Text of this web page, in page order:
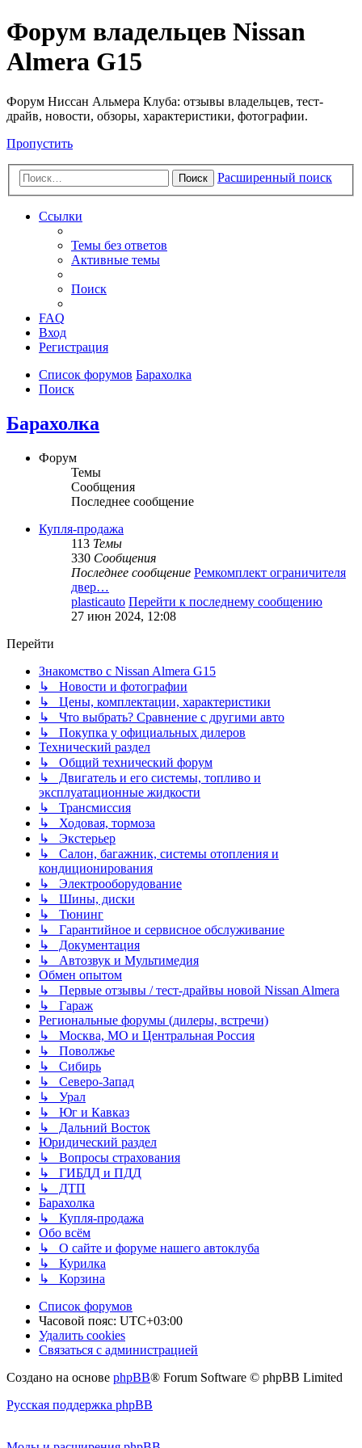
Форум владельцев Nissan
Almera G15
Форум Ниссан Альмера Клуба: отзывы владельцев, тест-
драйв, новости, обзоры, характеристики, фотографии.
Пропустить
Поиск Расширенный поиск
Ссылки
Темы без ответов
Активные темы
Поиск
FAQ
Вход
Регистрация
Список форумов Барахолка
Поиск
Барахолка
Форум
Темы
Сообщения
Последнее сообщение
Купля-продажа
113 Темы
330 Сообщения
Последнее сообщение Ремкомплект ограничителя
двер…
plasticauto Перейти к последнему сообщению
27 июн 2024, 12:08
Перейти
Знакомство с Nissan Almera G15
↳ Новости и фотографии
↳ Цены, комплектации, характеристики
↳ Что выбрать? Сравнение с другими авто
↳ Покупка у официальных дилеров
Технический раздел
↳ Общий технический форум
↳ Двигатель и его системы, топливо и
эксплуатационные жидкости
↳ Трансмиссия
↳ Ходовая, тормоза
↳ Экстерьер
↳ Салон, багажник, системы отопления и
кондиционирования
↳ Электрооборудование
↳ Шины, диски
↳ Тюнинг
↳ Гарантийное и сервисное обслуживание
↳ Документация
↳ Автозвук и Мультимедия
Обмен опытом
↳ Первые отзывы / тест-драйвы новой Nissan Almera
↳ Гараж
Региональные форумы (дилеры, встречи)
↳ Москва, МО и Центральная Россия
↳ Поволжье
↳ Сибирь
↳ Северо-Запад
↳ Урал
↳ Юг и Кавказ
↳ Дальний Восток
Юридический раздел
↳ Вопросы страхования
↳ ГИБДД и ПДД
↳ ДТП
Барахолка
↳ Купля-продажа
Обо всём
↳ О сайте и форуме нашего автоклуба
↳ Курилка
↳ Корзина
Список форумов
Часовой пояс: UTC+03:00
Удалить cookies
Связаться с администрацией
Создано на основе phpBB® Forum Software © phpBB Limited
Русская поддержка phpBB